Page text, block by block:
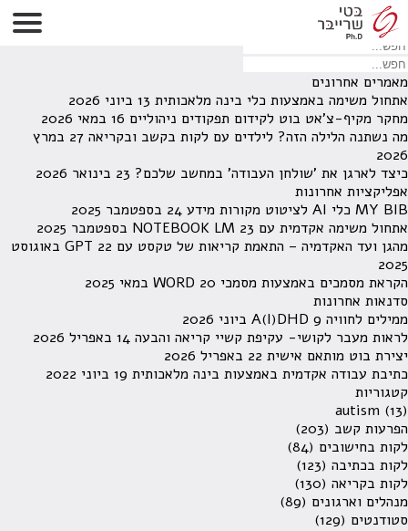
לא נמצאו תוצאות תחת קטגוריה זו.
מחפש משהו מסויים? השתמש בחיפוש
מאמרים אחרונים
אתחול משימה באמצעות כלי בינה מלאכותית 13 ביוני 2026
מחקר מקיף-צ'אט בוט לקידום תפקודים ניהוליים 16 במאי 2026
מה נשתנה הלילה הזה? לילדים עם לקות בקשב ובקריאה
27 במרץ
2026
כיצד לארגן את 'שולחן העבודה' במחשב שלכם? 23 בינואר 2026
אפליקציות אחרונות
MY BIB כלי AI לציטוט מקורות מידע
24 בספטמבר 2025
אתחול משימה אקדמית עם NOTEBOOK LM 23 בספטמבר 2025
מהגן ועד האקדמיה – התאמת קריאות של טקסט עם GPT
22 באוגוסט
2025
הקראת מסמכים באמצעות מסמכי WORD 20 במאי 2025
סדנאות אחרונות
ממילים לחוויה A(I)DHD 9 ביוני 2026
לראות מעבר לקושי- עקיפת קשיי קריאה והבעה 14 באפריל 2026
יצירת בוט מותאם אישית 22 באפריל 2026
כתיבת עבודה אקדמית באמצעות בינה מלאכותית 19 ביוני 2022
קטגוריות
autism (13)
הפרעות קשב (203)
לקות בחישובים (84)
לקות בכתיבה (123)
לקות בקריאה (130)
מנהלים וארגונים (89)
סטודנטים (129)